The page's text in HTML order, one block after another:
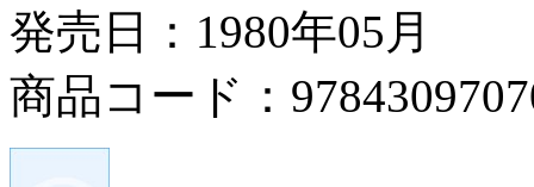
発売日：1980年05月
商品コード：